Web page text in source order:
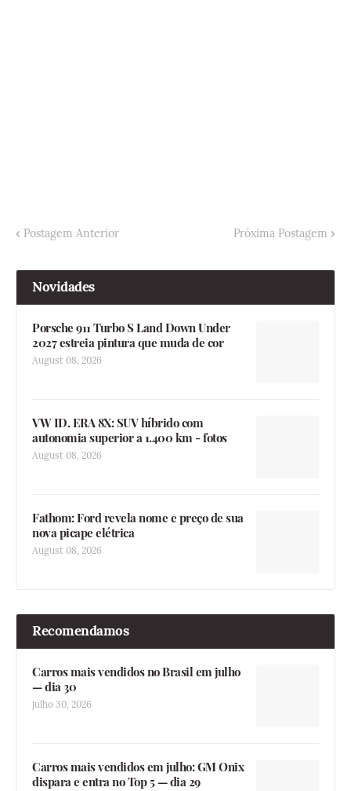
Postagem Anterior Próxima Postagem
Novidades
Porsche 911 Turbo S Land Down Under
2027 estreia pintura que muda de cor
August 08, 2026
VW ID. ERA 8X: SUV híbrido com
autonomia superior a 1.400 km - fotos
August 08, 2026
Fathom: Ford revela nome e preço de sua
nova picape elétrica
August 08, 2026
Recomendamos
Carros mais vendidos no Brasil em julho
— dia 30
julho 30, 2026
Carros mais vendidos em julho: GM Onix
dispara e entra no Top 5 — dia 29